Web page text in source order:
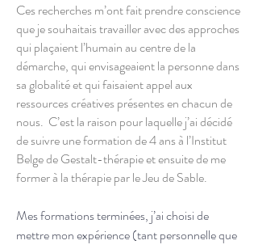
Ces recherches m’ont fait prendre conscience
que je souhaitais travailler avec des approches
qui plaçaient l’humain au centre de la
démarche, qui envisageaient la personne dans
sa globalité et qui faisaient appel aux
ressources créatives présentes en chacun de
nous. C’est la raison pour laquelle j’ai décidé
de suivre une formation de 4 ans à l’Institut
Belge de Gestalt-thérapie et ensuite de me
former à la thérapie par le Jeu de Sable.
Mes formations terminées, j’ai choisi de
mettre mon expérience (tant personnelle que